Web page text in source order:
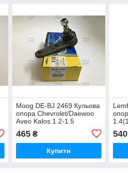
Moog DE-BJ 2469 Кульова
опора Chevrolet/Daewoo
Aveo Kalos 1.2-1.5
465₴
Купити
540